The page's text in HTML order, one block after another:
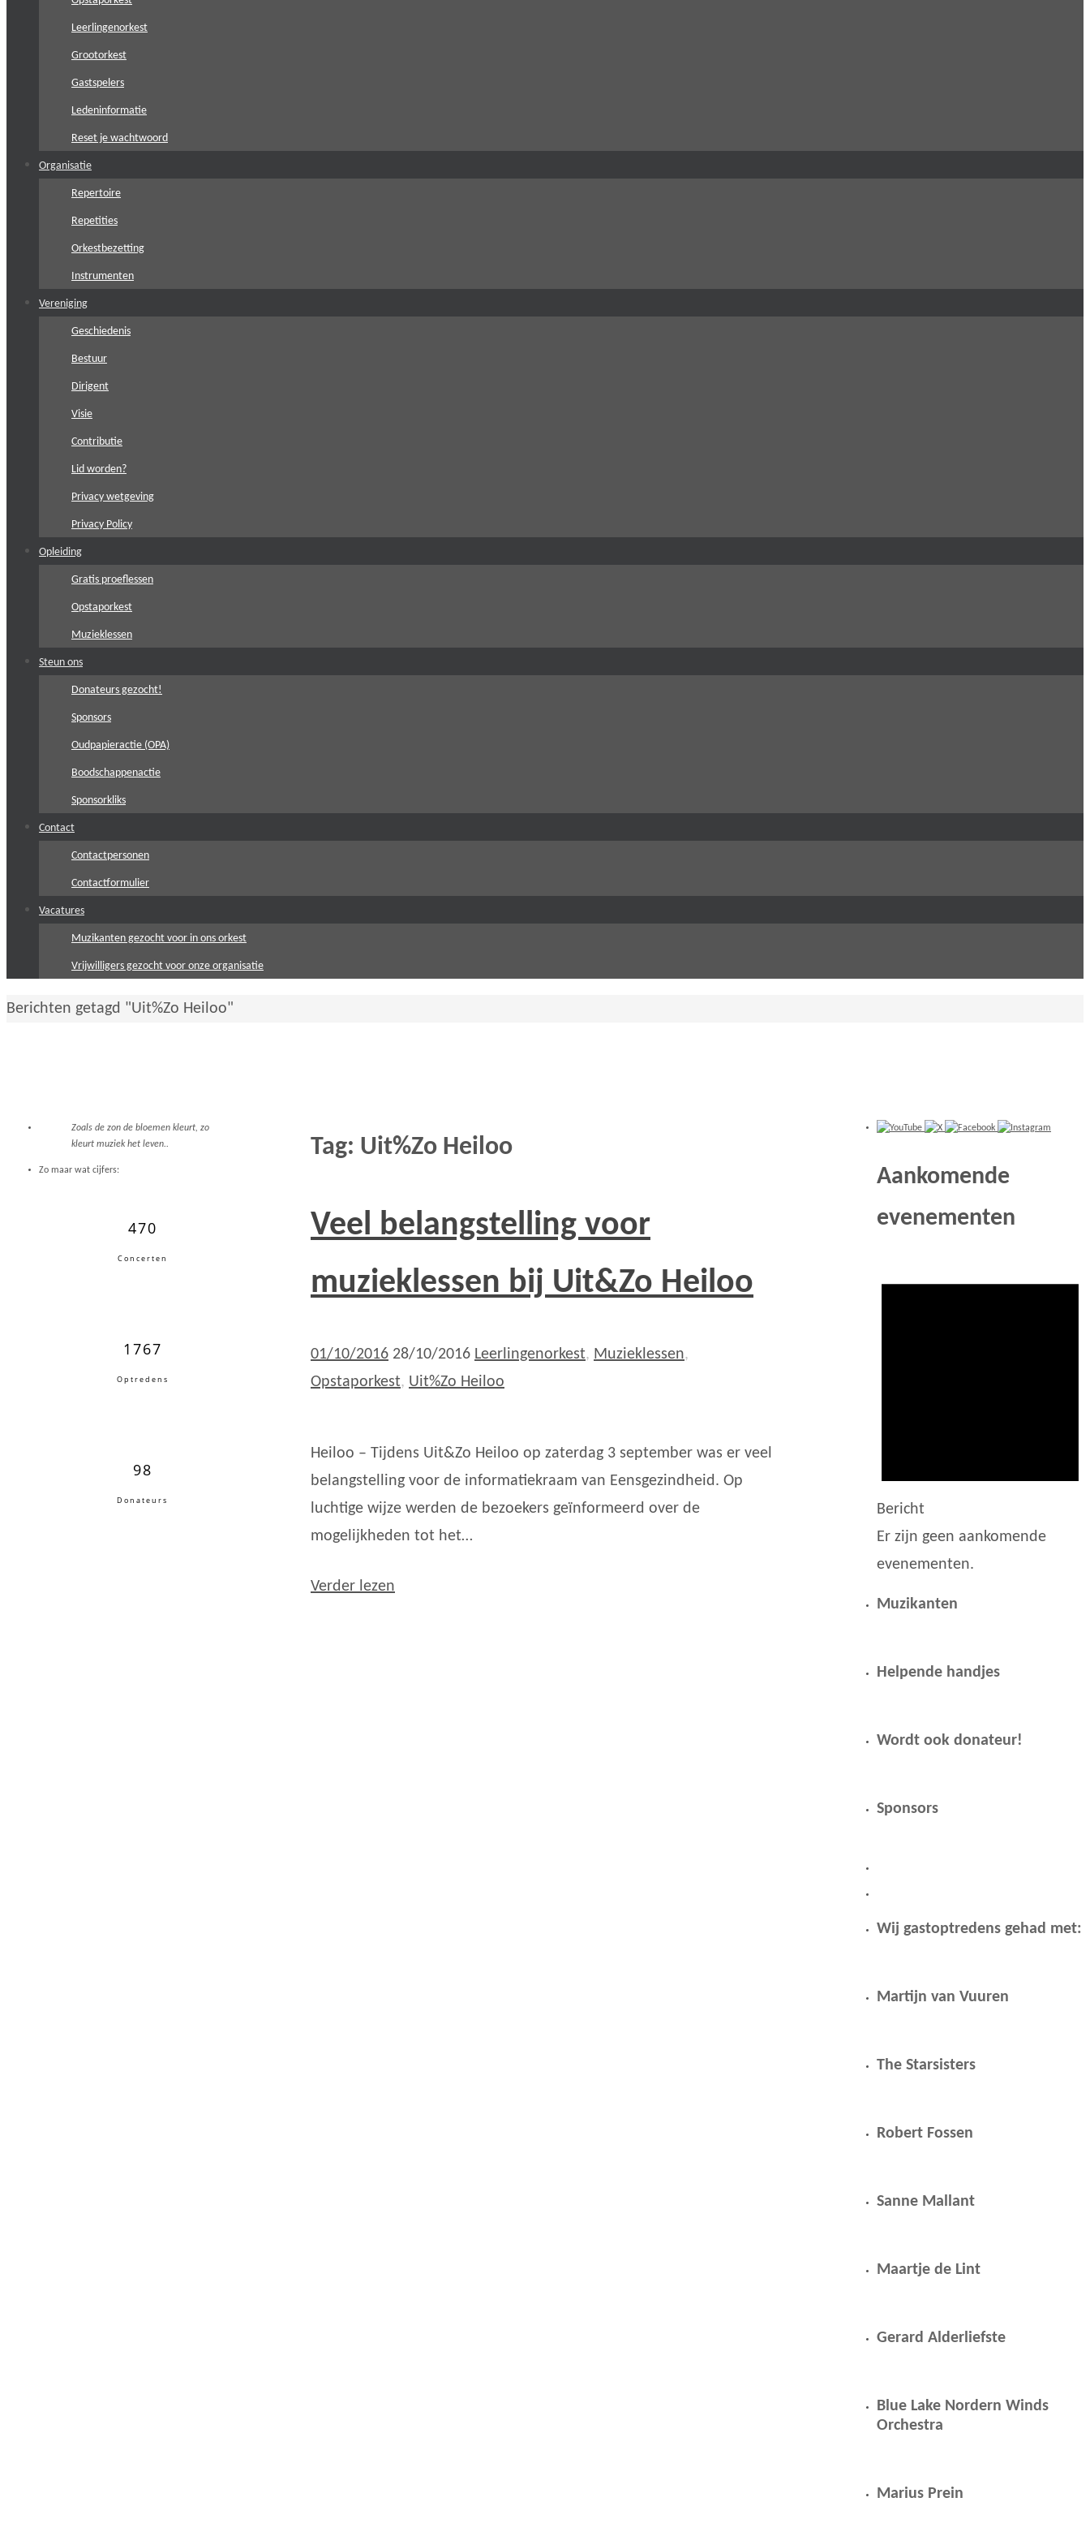
Leerlingenorkest
Grootorkest
Gastspelers
Ledeninformatie
Reset je wachtwoord
Organisatie
Repertoire
Repetities
Orkestbezetting
Instrumenten
Vereniging
Geschiedenis
Bestuur
Dirigent
Visie
Contributie
Lid worden?
Privacy wetgeving
Privacy Policy
Opleiding
Gratis proeflessen
Opstaporkest
Muzieklessen
Steun ons
Donateurs gezocht!
Sponsors
Oudpapieractie (OPA)
Boodschappenactie
Sponsorkliks
Contact
Contactpersonen
Contactformulier
Vacatures
Muzikanten gezocht voor in ons orkest
Vrijwilligers gezocht voor onze organisatie
Home
Berichten getagd "Uit%Zo Heiloo"
Tag: Uit%Zo Heiloo
Veel belangstelling voor
muzieklessen bij Uit&Zo Heiloo
01/10/2016 28/10/2016 Leerlingenorkest, Muzieklessen,
Opstaporkest, Uit%Zo Heiloo
Heiloo – Tijdens Uit&Zo Heiloo op zaterdag 3 september was er veel
belangstelling voor de informatiekraam van Eensgezindheid. Op
luchtige wijze werden de bezoekers geïnformeerd over de
mogelijkheden tot het…
Verder lezen
Zoals de zon de bloemen kleurt, zo
kleurt muziek het leven..
Zo maar wat cijfers:
470
Concerten
1767
Optredens
98
Donateurs
Aankomende
evenementen
Bericht
Er zijn geen aankomende
evenementen.
Muzikanten
Helpende handjes
Wordt ook donateur!
Sponsors
Wij gastoptredens gehad met:
Martijn van Vuuren
The Starsisters
Robert Fossen
Sanne Mallant
Maartje de Lint
Gerard Alderliefste
Blue Lake Nordern Winds
Orchestra
Marius Prein